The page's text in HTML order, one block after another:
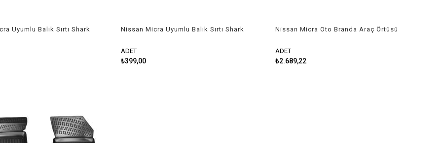
Uyumlu Balık Sırtı Shark
Nissan Micra Uyumlu Balık Sırtı Shark
ADET
₺399,00
Nissan Micra Oto Branda Araç Örtüsü
ADET
₺2.689,22